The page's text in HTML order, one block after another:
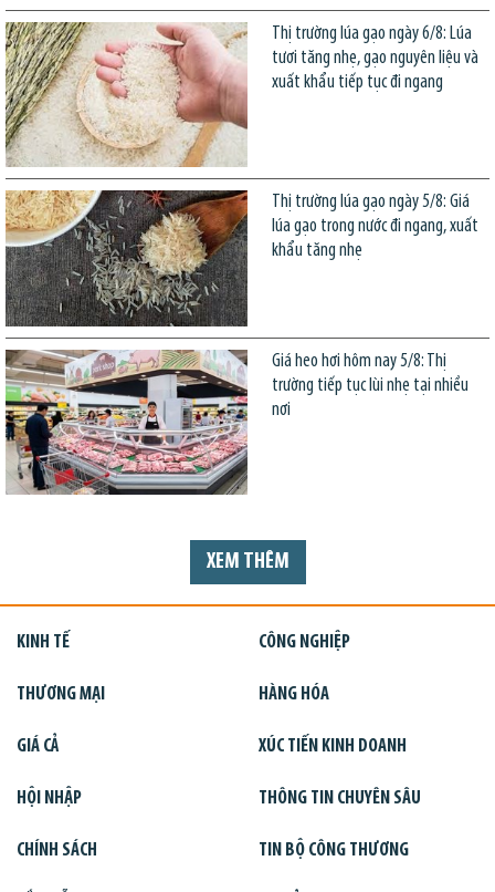
Thị trường lúa gạo ngày 6/8: Lúa
tươi tăng nhẹ, gạo nguyên liệu và
xuất khẩu tiếp tục đi ngang
Thị trường lúa gạo ngày 5/8: Giá
lúa gạo trong nước đi ngang, xuất
khẩu tăng nhẹ
Giá heo hơi hôm nay 5/8: Thị
trường tiếp tục lùi nhẹ tại nhiều
nơi
XEM THÊM
KINH TẾ CÔNG NGHIỆP
THƯƠNG MẠI HÀNG HÓA
GIÁ CẢ XÚC TIẾN KINH DOANH
HỘI NHẬP THÔNG TIN CHUYÊN SÂU
CHÍNH SÁCH TIN BỘ CÔNG THƯƠNG